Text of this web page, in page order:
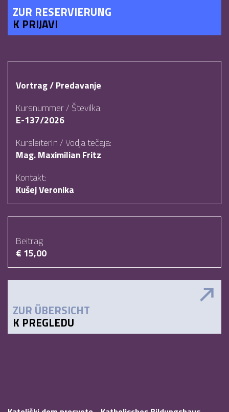
ZUR RESERVIERUNG
K PRIJAVI
Vortrag / Predavanje
Kursnummer / Številka:
E-137/2026
KursleiterIn / Vodja tečaja:
Mag. Maximilian Fritz
Kontakt:
Kušej Veronika
Beitrag
€ 15,00
ZUR ÜBERSICHT
K PREGLEDU